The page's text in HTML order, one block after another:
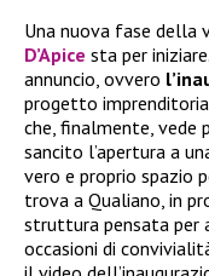
Una nuova fase della
D’Apice sta per
annuncio, ovvero
progetto
che, finalmente, vede
sancito l’apertura a
vero e proprio spazio
trova a Qualiano, in
struttura pensata per
occasioni di